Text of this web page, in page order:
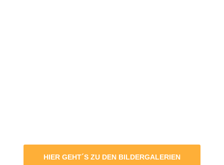
HIER GEHT´S ZU DEN BILDERGALERIEN